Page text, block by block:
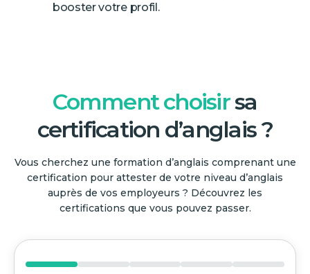
booster votre profil.
Comment choisirsa
certification d’anglais ?
Vous cherchez une formation d’anglais comprenant une
certification pour attester de votre niveau d’anglais
auprès de vos employeurs ? Découvrez les
certifications que vous pouvez passer.